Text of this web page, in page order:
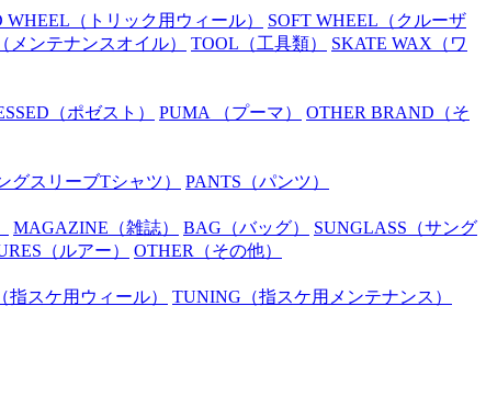
WHEEL （トリック用ウィール） SOFT WHEEL （クルーザ
（メンテナンスオイル） TOOL （工具類） SKATE WAX （ワ
（ポゼスト） PUMA （プーマ） OTHER BRAND （そ
グスリーブTシャツ） PANTS （パンツ）
MAGAZINE （雑誌） BAG （バッグ） SUNGLASS （サング
（ルアー） OTHER （その他）
（指スケ用ウィール） TUNING （指スケ用メンテナンス）